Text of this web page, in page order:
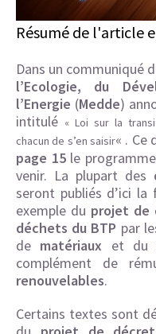
Résumé de l'article
Dans un communiqué
l’Ecologie, du
l’Energie (Medde)
intitulé « Loi sur la
chacun de s’en saisir« . Ce
page 15le
venir. La plupart des
seront publiés d’ici la
exemple du projet de
déchets du BTP par
de matériaux et du
complément de
renouvelables.
Certains textes sont